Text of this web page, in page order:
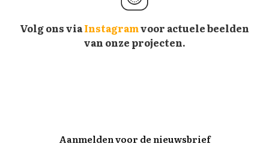
Volg ons viaInstagramvoor actuele beelden
van onze projecten.
Aanmelden voor de nieuwsbrief